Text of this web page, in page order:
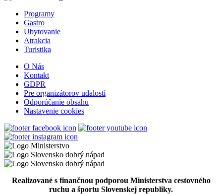
Thermalpark Dunajská Streda
Dunajská Streda
Turistické atrakcie
Turistické informačné centrum v Dunajskej Strede
Dunajská Streda
Turistické atrakcie
Vodný kolový mlyn a skanzen v Jelke
Programy
Gastro
Ubytovanie
Atrakcia
Turistika
O Nás
Kontakt
GDPR
Pre organizátorov udalostí
Odporúčanie obsahu
Nastavenie cookies
Realizované s finančnou podporou Ministerstva cestovného
ruchu a športu Slovenskej republiky.